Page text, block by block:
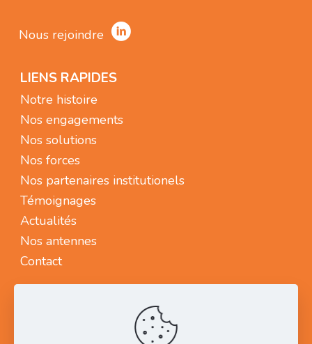
Nous rejoindre
LIENS RAPIDES
Notre histoire
Nos engagements
Nos solutions
Nos forces
Nos partenaires institutionels
Témoignages
Actualités
Nos antennes
Contact
NOUS CONTACTER